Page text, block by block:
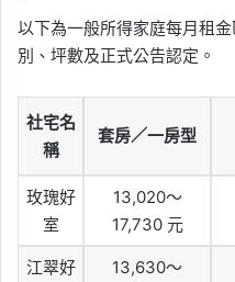
以下為一般所得家庭每月租
別、坪數及正式公告認定。
社宅名
稱
套房／一房型
玫瑰好
室
13,020～
17,730 元
江翠好
13,630～